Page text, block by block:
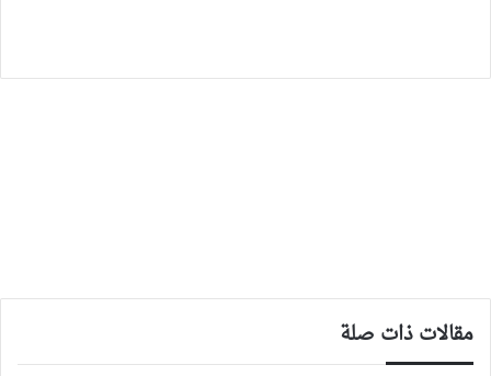
مقالات ذات صلة